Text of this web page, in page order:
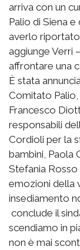
arriva con un
Palio di Siena
averlo
aggiunge Verri
affrontare una
È stata
Comitato
Francesco
responsabili
Cordioli per la
bambini, Paola
Stefania
emozioni della
insediamento
conclude il
scendiamo in
non è mai